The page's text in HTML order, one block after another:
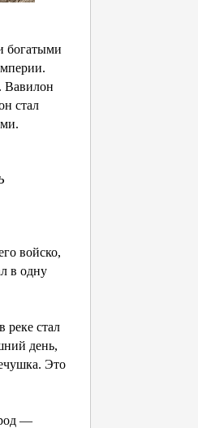
богатыми
Вавилон
стал
войско,
в одну
реке стал
день,
Это
—